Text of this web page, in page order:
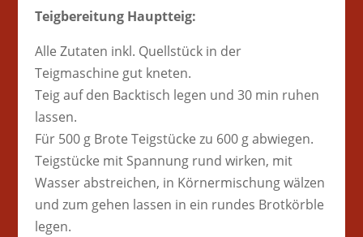
Teigbereitung Hauptteig:
Alle Zutaten inkl. Quellstück in der
Teigmaschine gut kneten.
Teig auf den Backtisch legen und 30 min ruhen
lassen.
Für 500 g Brote Teigstücke zu 600 g abwiegen.
Teigstücke mit Spannung rund wirken, mit
Wasser abstreichen, in Körnermischung wälzen
und zum gehen lassen in ein rundes Brotkörble
legen.